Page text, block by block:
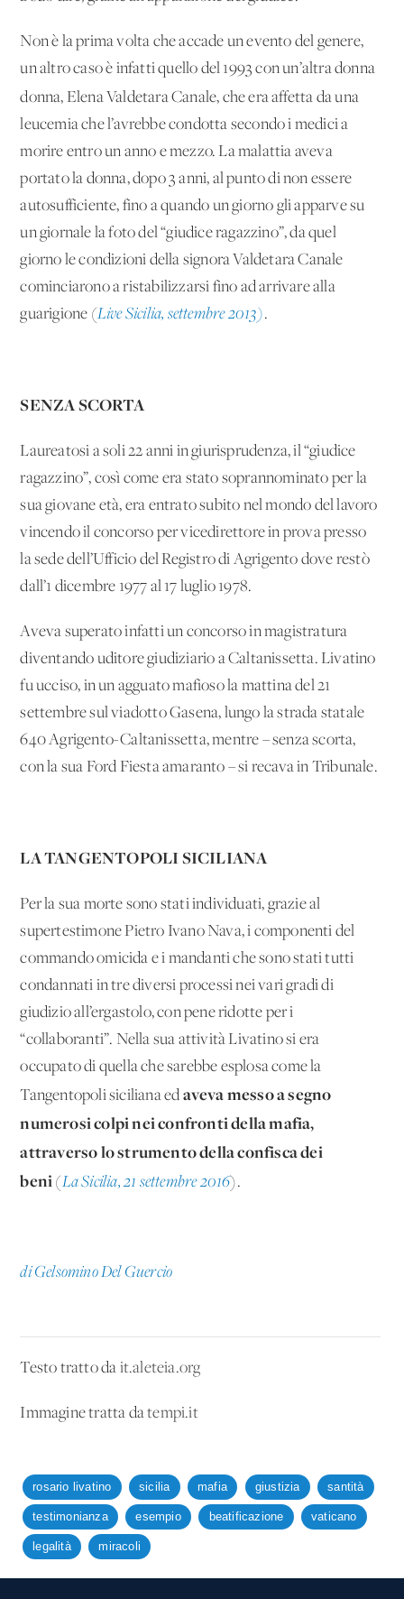
Non è la prima volta che accade un evento del genere,
un altro caso è infatti quello del 1993 con un’altra donna
donna, Elena Valdetara Canale, che era affetta da una
leucemia che l’avrebbe condotta secondo i medici a
morire entro un anno e mezzo. La malattia aveva
portato la donna, dopo 3 anni, al punto di non essere
autosufficiente, fino a quando un giorno gli apparve su
un giornale la foto del “giudice ragazzino”, da quel
giorno le condizioni della signora Valdetara Canale
cominciarono a ristabilizzarsi fino ad arrivare alla
guarigione (Live Sicilia, settembre 2013).
SENZA SCORTA
Laureatosi a soli 22 anni in giurisprudenza, il “giudice
ragazzino”, così come era stato soprannominato per la
sua giovane età, era entrato subito nel mondo del lavoro
vincendo il concorso per vicedirettore in prova presso
la sede dell’Ufficio del Registro di Agrigento dove restò
dall’1 dicembre 1977 al 17 luglio 1978.
Aveva superato infatti un concorso in magistratura
diventando uditore giudiziario a Caltanissetta. Livatino
fu ucciso, in un agguato mafioso la mattina del 21
settembre sul viadotto Gasena, lungo la strada statale
640 Agrigento-Caltanissetta, mentre – senza scorta,
con la sua Ford Fiesta amaranto – si recava in Tribunale.
LA TANGENTOPOLI SICILIANA
Per la sua morte sono stati individuati, grazie al
supertestimone Pietro Ivano Nava, i componenti del
commando omicida e i mandanti che sono stati tutti
condannati in tre diversi processi nei vari gradi di
giudizio all’ergastolo, con pene ridotte per i
“collaboranti”. Nella sua attività Livatino si era
occupato di quella che sarebbe esplosa come la
Tangentopoli siciliana ed aveva messo a segno
numerosi colpi nei confronti della mafia,
attraverso lo strumento della confisca dei
beni (La Sicilia, 21 settembre 2016).
di Gelsomino Del Guercio
Testo tratto da it.aleteia.org
Immagine tratta datempi.it
rosario livatino sicilia mafia giustizia santità
testimonianza esempio beatificazione vaticano
legalità miracoli